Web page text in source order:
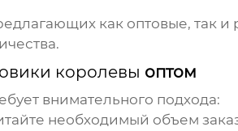
как оптовые, так
королевы оптом
внимательного подхода:
необходимый объем